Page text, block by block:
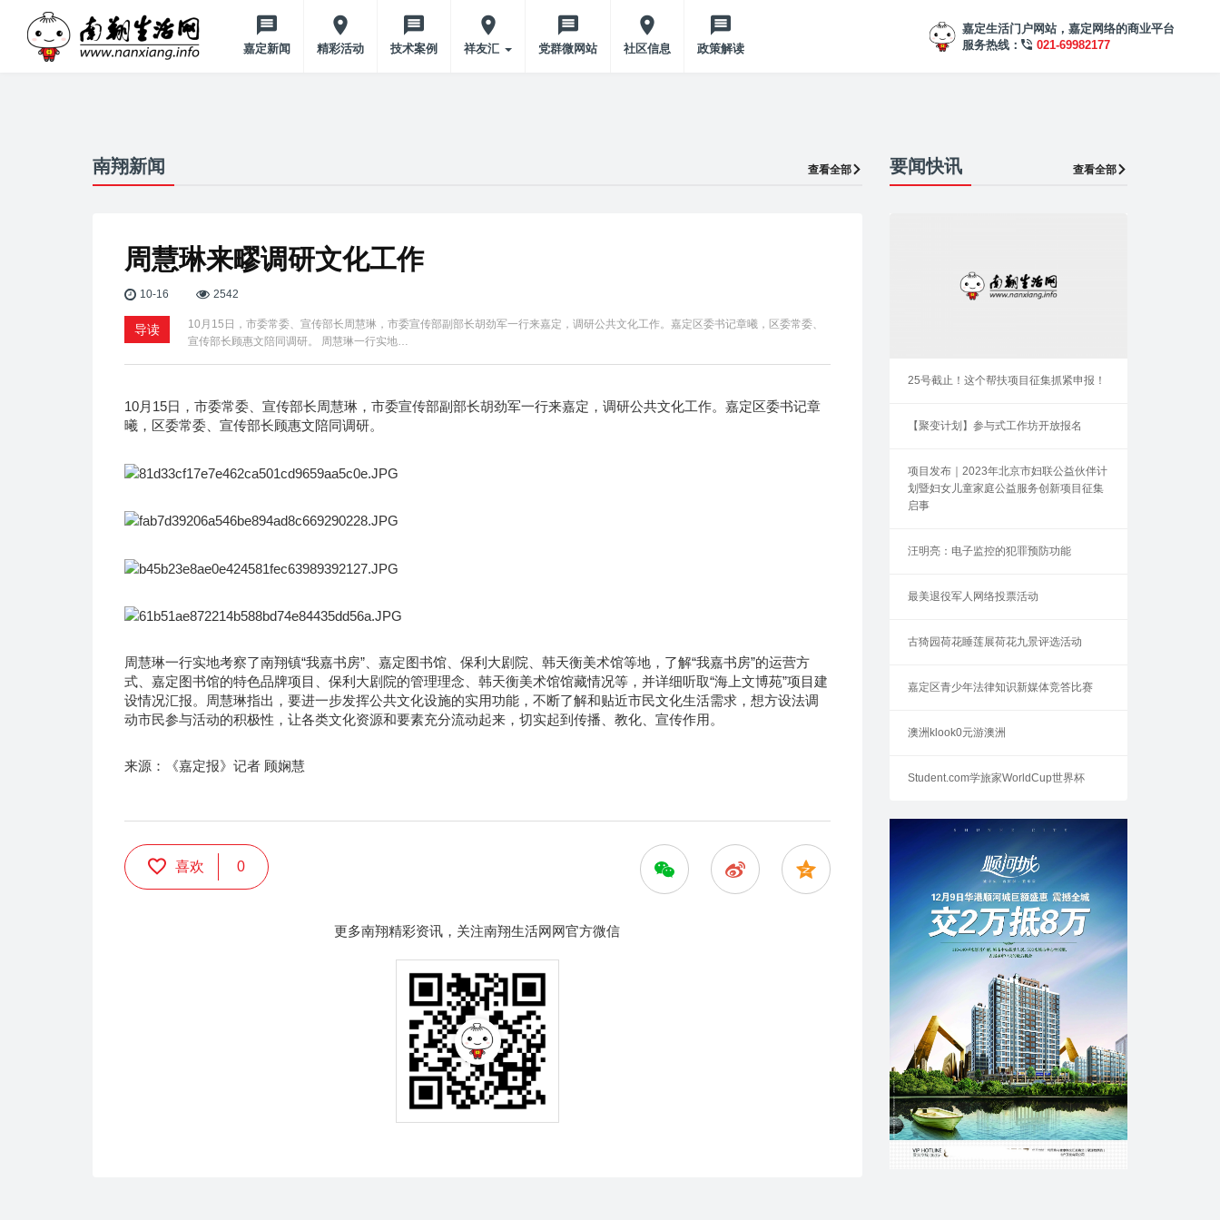
嘉定新闻 精彩活动 技术案例 祥友汇 党群微网站 社区信息 政策解读
嘉定生活门户网站，嘉定网络的商业平台
服务热线：
021-69982177
南翔新闻 查看全部
周慧琳来疁调研文化工作
10-16 2542
导读
10月15日，市委常委、宣传部长周慧琳，市委宣传部副部长胡劲军一行来嘉定，调研公共文化工作。嘉定区委书记章曦，区委常委、
宣传部长顾惠文陪同调研。 周慧琳一行实地…
10月15日，市委常委、宣传部长周慧琳，市委宣传部副部长胡劲军一行来嘉定，调研公共文化工作。嘉定区委书记章
曦，区委常委、宣传部长顾惠文陪同调研。
周慧琳一行实地考察了南翔镇“我嘉书房”、嘉定图书馆、保利大剧院、韩天衡美术馆等地，了解“我嘉书房”的运营方
式、嘉定图书馆的特色品牌项目、保利大剧院的管理理念、韩天衡美术馆馆藏情况等，并详细听取“海上文博苑”项目建
设情况汇报。周慧琳指出，要进一步发挥公共文化设施的实用功能，不断了解和贴近市民文化生活需求，想方设法调
动市民参与活动的积极性，让各类文化资源和要素充分流动起来，切实起到传播、教化、宣传作用。
来源：《嘉定报》记者 顾娴慧
喜欢 0
更多南翔精彩资讯，关注南翔生活网网官方微信
要闻快讯 查看全部
25号截止！这个帮扶项目征集抓紧申报！
【聚变计划】参与式工作坊开放报名
项目发布｜2023年北京市妇联公益伙伴计
划暨妇女儿童家庭公益服务创新项目征集
启事
汪明亮：电子监控的犯罪预防功能
最美退役军人网络投票活动
古猗园荷花睡莲展荷花九景评选活动
嘉定区青少年法律知识新媒体竞答比赛
澳洲klook0元游澳洲
Student.com学旅家WorldCup世界杯